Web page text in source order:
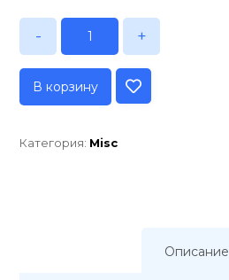
- +
В корзину
Категория: Misc
Описание